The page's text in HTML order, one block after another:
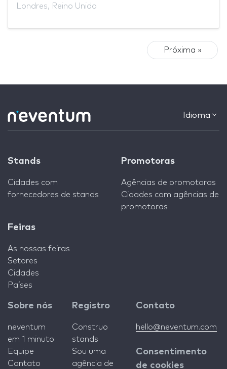
Londres, Reino Unido
Próxima »
Idioma
Stands
Cidades com
fornecedores de stands
Promotoras
Agências de promotoras
Cidades com agências de
promotoras
Feiras
As nossas feiras
Setores
Cidades
Países
Sobre nós
neventum
em 1 minuto
Equipe
Contato
Registro
Construo
stands
Sou uma
agência de
Contato
hello@neventum.com
Consentimento
de cookies